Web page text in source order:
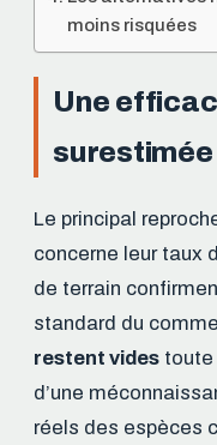
moins risquées
Une
surestimée
Le principal
concerne leur taux
de terrain
standard du
restent vides toute
d’une
réels des espèces